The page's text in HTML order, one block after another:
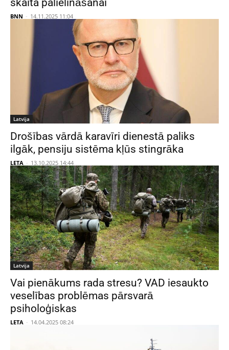
skaita palielināšanai
BNN - 14.11.2025 11:04
Latvija
Drošības vārdā karavīri dienestā paliks
ilgāk, pensiju sistēma kļūs stingrāka
LETA - 13.10.2025 14:44
Latvija
Vai pienākums rada stresu? VAD iesaukto
veselības problēmas pārsvarā
psiholoģiskas
LETA - 14.04.2025 08:24